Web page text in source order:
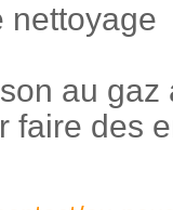
nettoyage
au gaz
faire des